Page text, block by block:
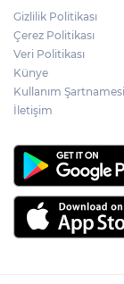
Gizlilik Politikası
Çerez Politikası
Veri Politikası
Künye
Kullanım Şartnamesi
İletişim